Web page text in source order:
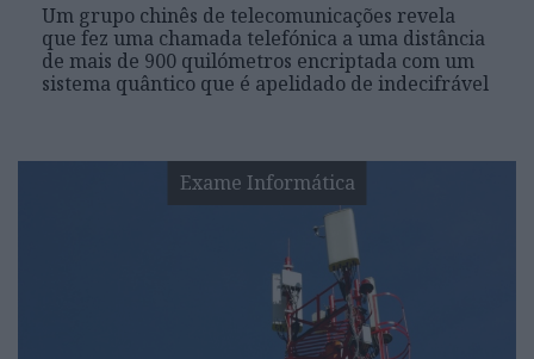
Um grupo chinês de telecomunicações revela
que fez uma chamada telefónica a uma distância
de mais de 900 quilómetros encriptada com um
sistema quântico que é apelidado de indecifrável
Exame Informática